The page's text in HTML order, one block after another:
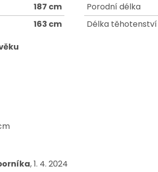
187 cm
163 cm
Porodní délka
Délka
, 1. 4. 2024